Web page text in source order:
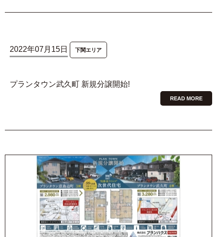
2022年07月15日 下関エリア
プランタウン武久町 新規分譲開始!
READ MORE